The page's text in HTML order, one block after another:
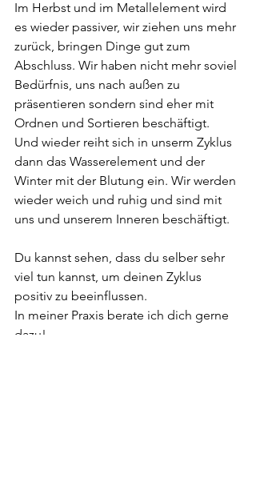
Im Herbst und im Metallelement wird
es wieder passiver, wir ziehen uns mehr
zurück, bringen Dinge gut zum
Abschluss. Wir haben nicht mehr soviel
Bedürfnis, uns nach außen zu
präsentieren sondern sind eher mit
Ordnen und Sortieren beschäftigt.
Und wieder reiht sich in unserm Zyklus
dann das Wasserelement und der
Winter mit der Blutung ein. Wir werden
wieder weich und ruhig und sind mit
uns und unserem Inneren beschäftigt.
Du kannst sehen, dass du selber sehr
viel tun kannst, um deinen Zyklus
positiv zu beeinflussen.
In meiner Praxis berate ich dich gerne
dazu!